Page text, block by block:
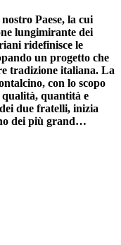
Paese, la cui
lungimirante dei
ridefinisce le
un progetto che
tradizione italiana. La
con lo scopo
quantità e
due fratelli, inizia
dei più grand…